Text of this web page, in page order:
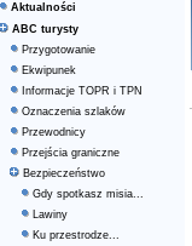
Aktualności
ABC turysty
Przygotowanie
Ekwipunek
Informacje TOPR i TPN
Oznaczenia szlaków
Przewodnicy
Przejścia graniczne
Bezpieczeństwo
Gdy spotkasz misia...
Lawiny
Ku przestrodze...